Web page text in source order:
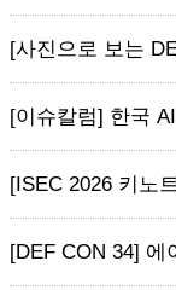
[사진으로 보는
[이슈칼럼] 한국
[ISEC 2026 키노
[DEF CON 34] 에